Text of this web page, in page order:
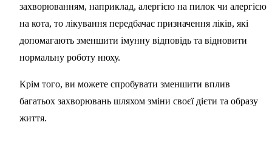
захворюванням, наприклад, алергією на пилок чи алергією
на кота, то лікування передбачає призначення ліків, які
допомагають зменшити імунну відповідь та відновити
нормальну роботу нюху.
Крім того, ви можете спробувати зменшити вплив
багатьох захворювань шляхом зміни своєї дієти та образу
життя.